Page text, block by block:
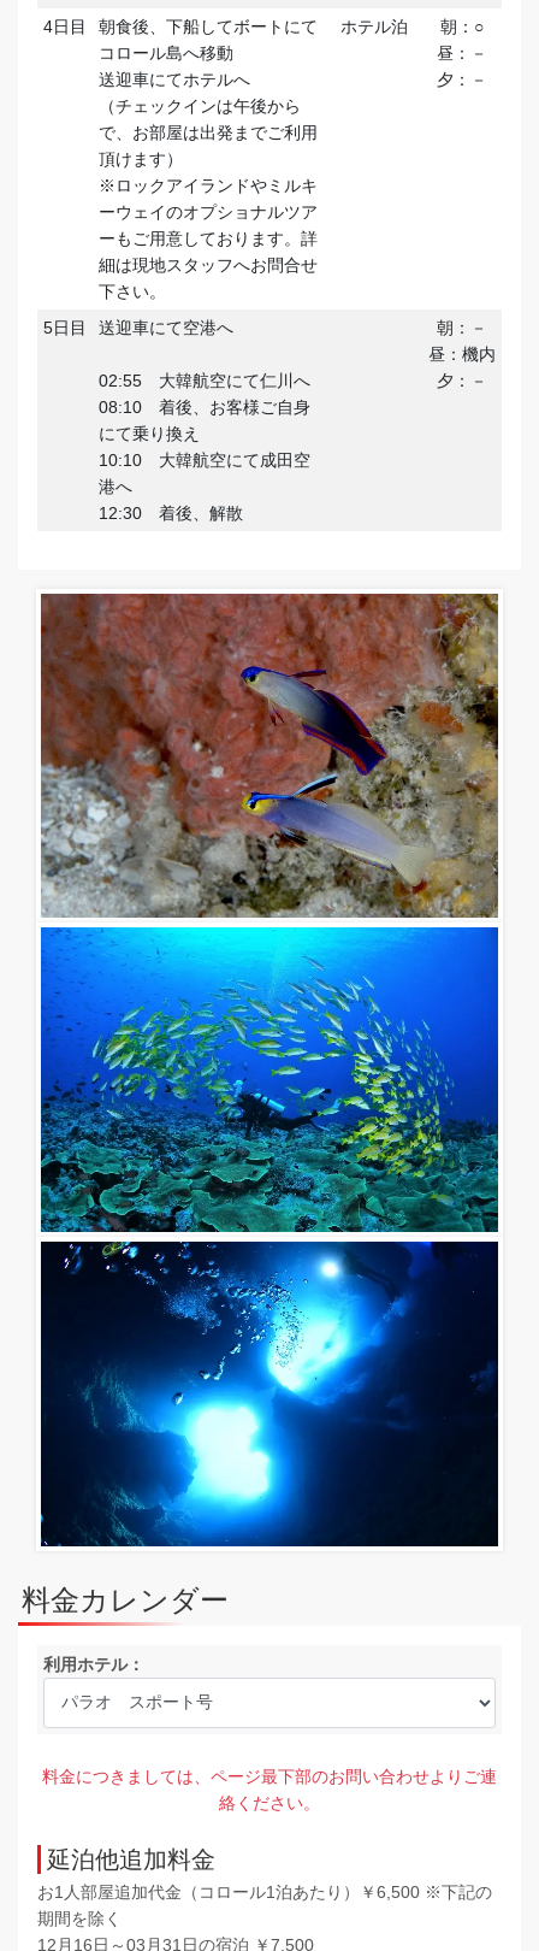
4日目
朝食後、下船してボートにて
コロール島へ移動
送迎車にてホテルへ
（チェックインは午後から
で、お部屋は出発までご利用
頂けます）
※ロックアイランドやミルキ
ーウェイのオプショナルツア
ーもご用意しております。詳
細は現地スタッフへお問合せ
下さい。
ホテル泊
朝：○
昼：－
夕：－
5日目 送迎車にて空港へ
02:55 大韓航空にて仁川へ
08:10 着後、お客様ご自身
にて乗り換え
10:10 大韓航空にて成田空
港へ
12:30 着後、解散
朝：－
昼：機内
夕：－
料金カレンダー
利用ホテル：
料金につきましては、ページ最下部のお問い合わせよりご連
絡ください。
延泊他追加料金
お1人部屋追加代金（コロール1泊あたり）￥6,500 ※下記の
期間を除く
12月16日～03月31日の宿泊 ￥7,500